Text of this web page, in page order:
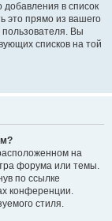
добавления в список
это прямо из вашего
Вы
списков на той
на
форума или темы.
по ссылке
конференции.
стиля.